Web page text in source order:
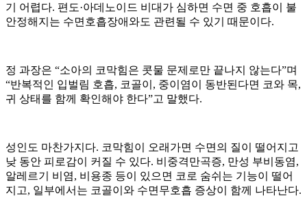
기 어렵다. 편도·아데노이드 비대가 심하면 수면 중 호흡이 불
안정해지는 수면호흡장애와도 관련될 수 있기 때문이다.
정 과장은 “소아의 코막힘은 콧물 문제로만 끝나지 않는다”며
“반복적인 입벌림 호흡, 코골이, 중이염이 동반된다면 코와 목,
귀 상태를 함께 확인해야 한다”고 말했다.
성인도 마찬가지다. 코막힘이 오래가면 수면의 질이 떨어지고
낮 동안 피로감이 커질 수 있다. 비중격만곡증, 만성 부비동염,
알레르기 비염, 비용종 등이 있으면 코로 숨쉬는 기능이 떨어
지고, 일부에서는 코골이와 수면무호흡 증상이 함께 나타난다.